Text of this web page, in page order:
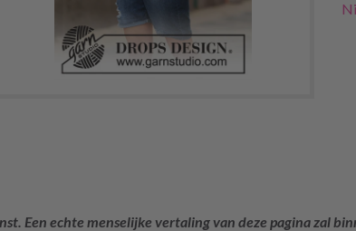
Een echte menselijke vertaling van deze pagina zal